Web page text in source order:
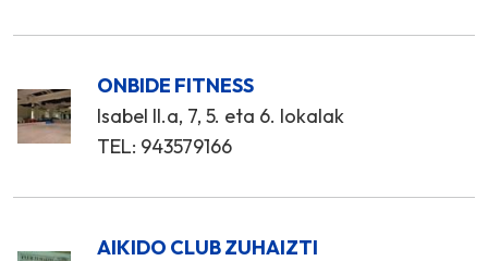
ONBIDE FITNESS
Isabel II.a, 7, 5. eta 6. lokalak
TEL: 943579166
AIKIDO CLUB ZUHAIZTI